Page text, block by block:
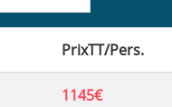
PrixTT/Pers.
1145€